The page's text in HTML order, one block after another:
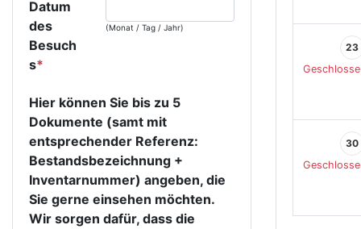
Datum
des
Besuch
s*
(Monat / Tag / Jahr)
Hier können Sie bis zu 5
Dokumente (samt mit
entsprechender Referenz:
Bestandsbezeichnung +
Inventarnummer) angeben, die
Sie gerne einsehen möchten.
Wir sorgen dafür, dass die
23
30